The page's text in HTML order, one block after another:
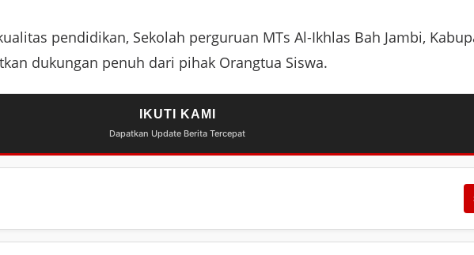
pendidikan, Sekolah perguruan MTs Al-Ikhlas Bah Jambi,
dukungan penuh dari pihak Orangtua Siswa.
IKUTI KAMI
Dapatkan Update Berita Tercepat